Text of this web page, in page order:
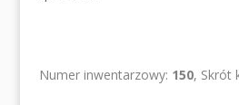
Numer inwentarzowy: 150, Skrót